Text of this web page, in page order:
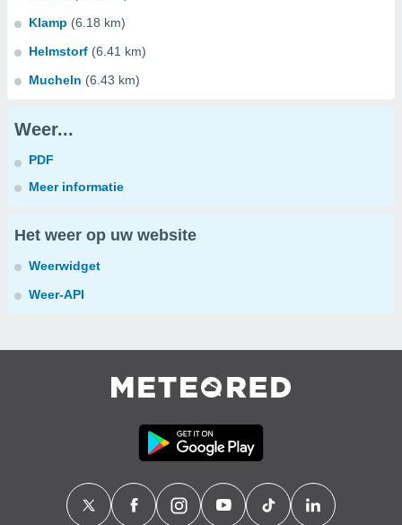
Klamp (6.18 km)
Helmstorf (6.41 km)
Mucheln (6.43 km)
Weer...
PDF
Meer informatie
Het weer op uw website
Weerwidget
Weer-API